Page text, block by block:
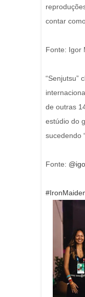
contar
Fonte: Igor
“Senjutsu”
de outras
estúdio do
sucedendo
Fonte: